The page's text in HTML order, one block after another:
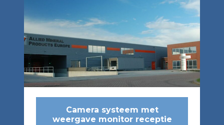
Camera systeem met
weergave monitor receptie